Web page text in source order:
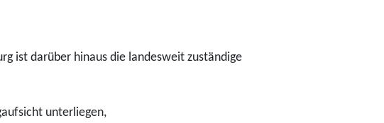
ist darüber hinaus die landesweit zuständige
unterliegen,